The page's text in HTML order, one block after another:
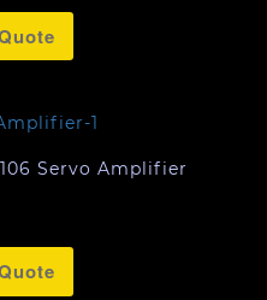
Servo Amplifier